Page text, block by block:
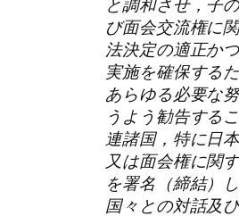
び面会交流権に
法決定の適正か
実施を確保する
あらゆる必要な
うよう勧告する
連諸国，特に日
又は面会権に関
を署名（締結）
国々との対話及